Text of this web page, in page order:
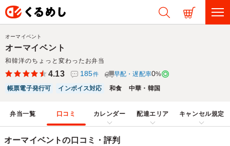
オーマイベント
和韓洋のちょっと変わったお弁当
オーマイベント
4.13 185件 早配・遅配率0%
帳票電子発行可
インボイス対応 和食 中華・韓国
弁当一覧 口コミ カレンダー 配達エリア キャンセル規定
オーマイベントの口コミ・評判